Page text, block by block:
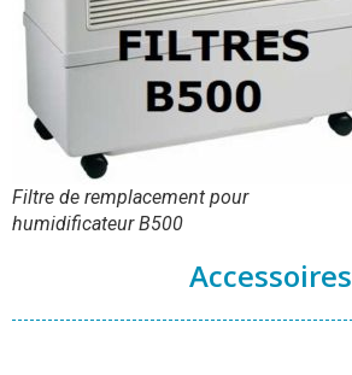
Filtre de remplacement pour
humidificateur B500
Accessoires